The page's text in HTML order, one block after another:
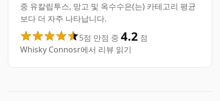
중 유칼립투스, 망고 및 옥수수은(는) 카테고리 평균
보다 더 자주 나타납니다.
5점 만점 중 4.2 점
Whisky Connosr에서 리뷰 읽기